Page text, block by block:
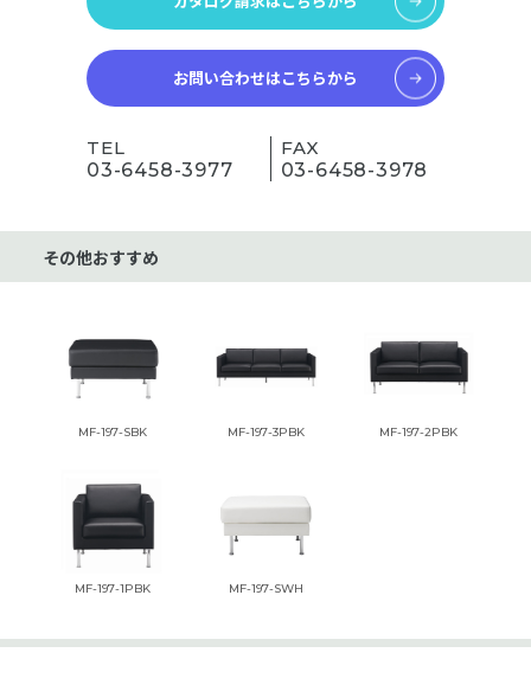
お問い合わせはこちらから
TEL
03-6458-3977
FAX
03-6458-3978
その他おすすめ
MF-197-SBK MF-197-3PBK MF-197-2PBK
MF-197-1PBK MF-197-SWH